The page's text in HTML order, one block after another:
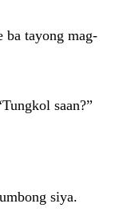
ba tayong mag-
saan?”
siya.